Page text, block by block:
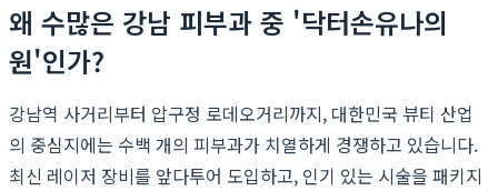
왜 수많은 강남 피부과 중 '닥터손유나의
원'인가?
강남역 사거리부터 압구정 로데오거리까지, 대한민국 뷰티 산업
의 중심지에는 수백 개의 피부과가 치열하게 경쟁하고 있습니다.
최신 레이저 장비를 앞다투어 도입하고, 인기 있는 시술을 패키지